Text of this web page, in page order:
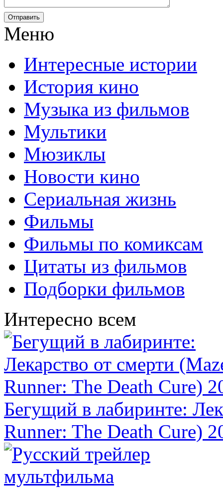
Отправить
Меню
Интересные истории
История кино
Музыка из фильмов
Мультики
Мюзиклы
Новости кино
Сериальная жизнь
Фильмы
Фильмы по комиксам
Цитаты из фильмов
Подборки фильмов
Интересно всем
Бегущий в лабиринте:
Runner: The Death Cure)